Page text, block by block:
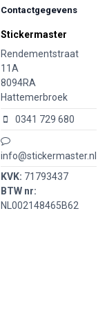
Contactgegevens
Stickermaster
Rendementstraat
11A
8094RA
Hattemerbroek
0341 729 680
info@stickermaster.nl
KVK: 71793437
BTW nr:
NL002148465B62